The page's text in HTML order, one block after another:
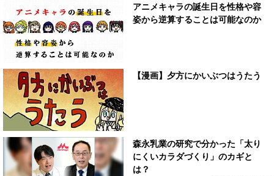
アニメキャラの誕生日を性格や容
姿から逆算することは可能なのか
【漫画】夕方にかいぶつはうたう
森永乳業の研究で分かった「太り
にくいカラダづくり」のカギと
は？